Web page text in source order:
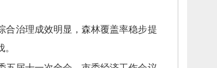
合治理成效明显，森林覆盖率稳步提